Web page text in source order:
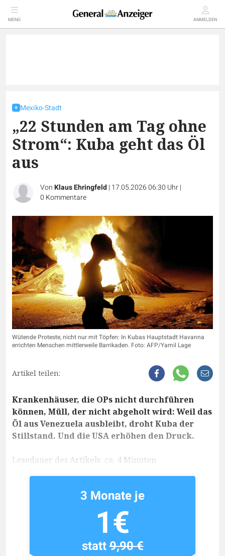
MENÜ ANMELDEN
Mexiko-Stadt
„22 Stunden am Tag ohne
Strom“: Kuba geht das Öl
aus
VonKlaus Ehringfeld| 17.05.2026 06:30 Uhr|
0 Kommentare
Wütende Proteste, nicht nur mit Töpfen: In Kubas Hauptstadt Havanna
errichten Menschen mittlerweile Barrikaden. Foto: AFP/Yamil Lage
Artikel teilen:
Krankenhäuser, die OPs nicht durchführen
können, Müll, der nicht abgeholt wird: Weil das
Öl aus Venezuela ausbleibt, droht Kuba der
Stillstand. Und die USA erhöhen den Druck.
Lesedauer des Artikels: ca. 4 Minuten
3 Monate je
1€
statt9,90 €